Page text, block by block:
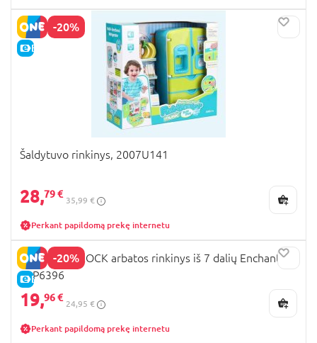
-20%
E-KAINA
Šaldytuvo rinkinys, 2007U141
28,79 €
35,99 €
Perkant papildomą prekę internetu
-20%
E-KAINA
FLOSS AND ROCK arbatos rinkinys iš 7 dalių Enchanted,
43P6396
19,96 €
24,95 €
Perkant papildomą prekę internetu